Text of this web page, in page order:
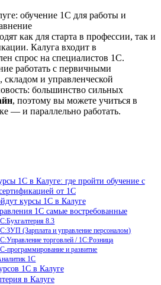
обучение 1С для работы и
как для старта в профессии, так и
Калуга входит в
спрос на специалистов 1С.
работать с первичными
складом и управленческой
большинство сильных
, поэтому вы можете учиться в
— и параллельно работать.
1С в Калуге: где пройти обучение с
от 1С
курсы 1С в Калуге
1С самые востребованные
8.3
(Зарплата и управление персоналом)
торговлей / 1С:Розница
программирование и развитие
1С
1С в Калуге
в Калуге